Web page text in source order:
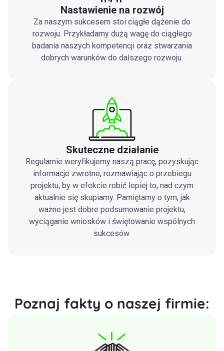
Nastawienie na rozwój
Za naszym sukcesem stoi ciągłe dążenie do
rozwoju. Przykładamy dużą wagę do ciągłego
badania naszych kompetencji oraz stwarzania
dobrych warunków do dalszego rozwoju.
Skuteczne działanie
Regularnie weryfikujemy naszą pracę, pozyskując
informacje zwrotne, rozmawiając o przebiegu
projektu, by w efekcie robić lepiej to, nad czym
aktualnie się skupiamy. Pamiętamy o tym, jak
ważne jest dobre podsumowanie projektu,
wyciąganie wniosków i świętowanie wspólnych
sukcesów.
Poznaj fakty o naszej firmie: